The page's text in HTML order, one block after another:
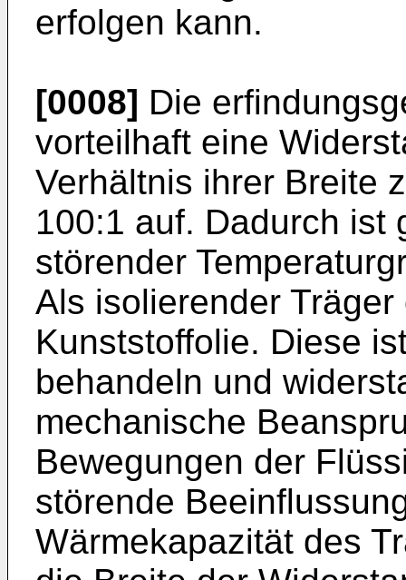
erfolgen kann.
[0008] Die
vorteilhaft eine
Verhältnis ihrer Breite
100:1 auf. Dadurch ist
störender
Als isolierender
Kunststoffolie. Diese
behandeln und
mechanische
Bewegungen der
störende
Wärmekapazität des